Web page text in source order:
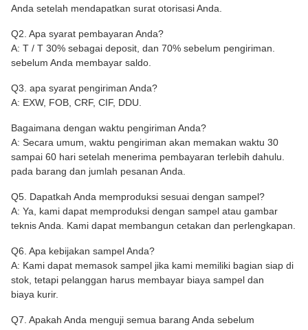
Anda setelah mendapatkan surat otorisasi Anda.
Q2. Apa syarat pembayaran Anda?
A: T / T 30% sebagai deposit, dan 70% sebelum pengiriman.
sebelum Anda membayar saldo.
Q3. apa syarat pengiriman Anda?
A: EXW, FOB, CRF, CIF, DDU.
Bagaimana dengan waktu pengiriman Anda?
A: Secara umum, waktu pengiriman akan memakan waktu 30
sampai 60 hari setelah menerima pembayaran terlebih dahulu.
pada barang dan jumlah pesanan Anda.
Q5. Dapatkah Anda memproduksi sesuai dengan sampel?
A: Ya, kami dapat memproduksi dengan sampel atau gambar
teknis Anda. Kami dapat membangun cetakan dan perlengkapan.
Q6. Apa kebijakan sampel Anda?
A: Kami dapat memasok sampel jika kami memiliki bagian siap di
stok, tetapi pelanggan harus membayar biaya sampel dan
biaya kurir.
Q7. Apakah Anda menguji semua barang Anda sebelum